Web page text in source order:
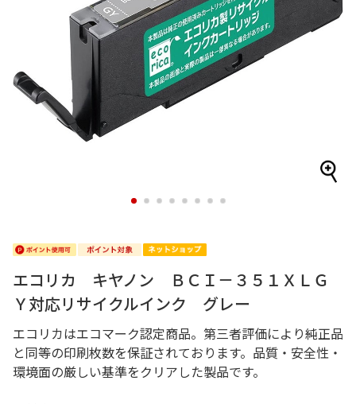
1 2 3 4 5 6 7 8
エコリカ キヤノン ＢＣＩ－３５１ＸＬＧ
Ｙ対応リサイクルインク グレー
エコリカはエコマーク認定商品。第三者評価により純正品
と同等の印刷枚数を保証されております。品質・安全性・
環境面の厳しい基準をクリアした製品です。